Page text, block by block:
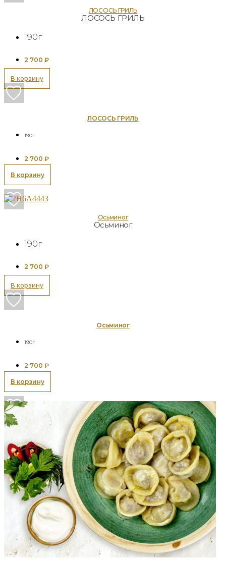
ЛОСОСЬ ГРИЛЬ
ЛОСОСЬ ГРИЛЬ
190г
2 700 ₽
В корзину
ЛОСОСЬ ГРИЛЬ
190г
2 700 ₽
В корзину
Осьминог
Осьминог
190г
2 700 ₽
В корзину
Осьминог
190г
2 700 ₽
В корзину